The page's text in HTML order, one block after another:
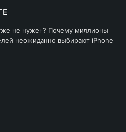
не нужен? Почему миллионы
неожиданно выбирают iPhone